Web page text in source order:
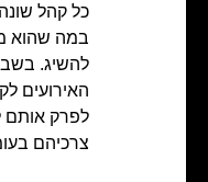
כל קהל
במה שהוא
להשיג.
האירועים
לפרק אותם
צרכיהם